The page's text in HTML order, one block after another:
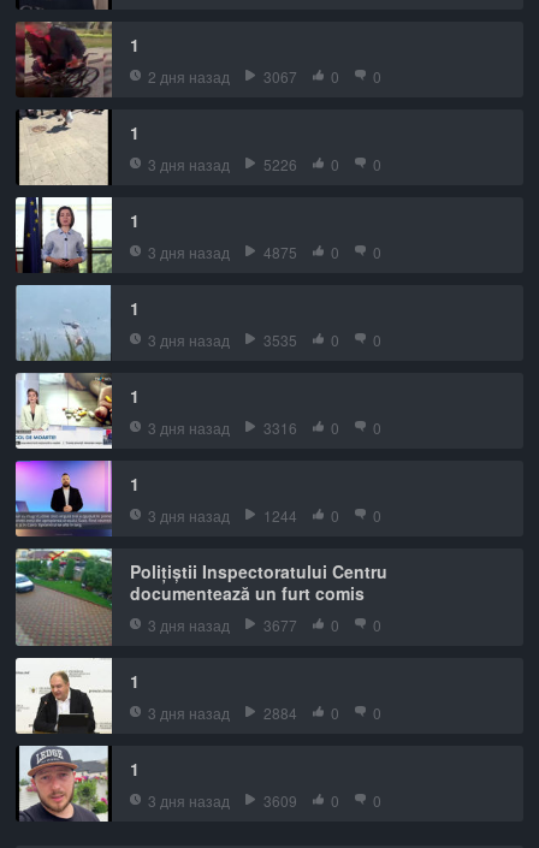
1
2 дня назад 3067 0 0
1
3 дня назад 5226 0 0
1
3 дня назад 4875 0 0
1
3 дня назад 3535 0 0
1
3 дня назад 3316 0 0
1
3 дня назад 1244 0 0
Polițiștii Inspectoratului Centru
documentează un furt comis
3 дня назад 3677 0 0
1
3 дня назад 2884 0 0
1
3 дня назад 3609 0 0